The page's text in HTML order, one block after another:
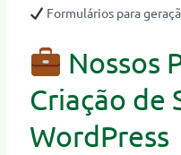
Formulários para
Nossos
Criação de
WordPress